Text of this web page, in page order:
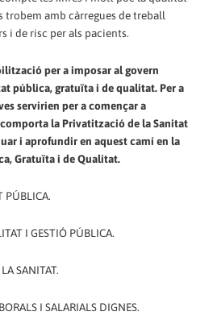
trobem amb càrregues de treball
i de risc per als pacients.
per a imposar al govern
pública, gratuïta i de qualitat. Per a
servirien per a començar a
la Privatització de la Sanitat
i aprofundir en aquest camí en la
Gratuïta i de Qualitat.
PÚBLICA.
I GESTIÓ PÚBLICA.
SANITAT.
I SALARIALS DIGNES.